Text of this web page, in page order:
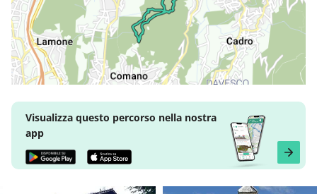
Visualizza questo percorso nella nostra
app